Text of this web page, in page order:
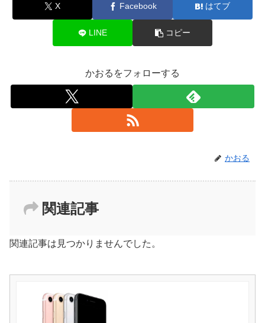
X Facebook はてブ
LINE コピー
かおるをフォローする
かおる
関連記事
関連記事は見つかりませんでした。